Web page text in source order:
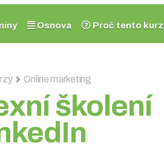
Osnova Proč tento
Online marketing
školení